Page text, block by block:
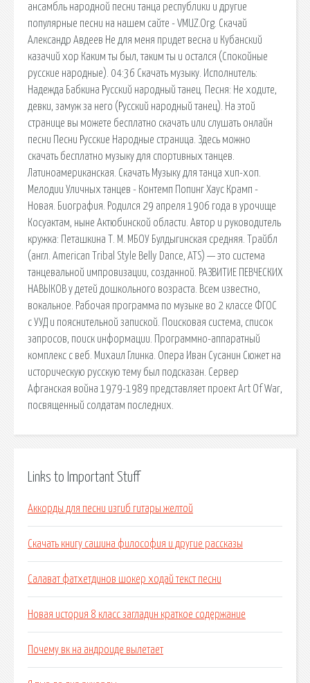
ансамбль народной песни танца республики и другие
популярные песни на нашем сайте - VMUZ.Org. Скачай
Александр Авдеев Не для меня придет весна и Кубанский
казачий хор Каким ты был, таким ты и остался (Спокойные
русские народные). 04:36 Скачать музыку. Исполнитель:
Надежда Бабкина Русский народный танец. Песня: Не ходите,
девки, замуж за него (Русский народный танец). На этой
странице вы можете бесплатно скачать или слушать онлайн
песни Песни Русские Народные страница. Здесь можно
скачать бесплатно музыку для спортивных танцев.
Латиноамериканская. Скачать Музыку для танца хип-хоп.
Мелодии Уличных танцев - Контемп Попинг Хаус Крамп -
Новая. Биография. Родился 29 апреля 1906 года в урочище
Косуактам, ныне Актюбинской области. Автор и руководитель
кружка: Петашкина Т. М. МБОУ Булдыгинская средняя. Трайбл
(англ. American Tribal Style Belly Dance, ATS) — это система
танцевальной импровизации, созданной. РАЗВИТИЕ ПЕВЧЕСКИХ
НАВЫКОВ у детей дошкольного возраста. Всем известно,
вокальное. Рабочая программа по музыке во 2 классе ФГОС
с УУД и пояснительной запиской. Поисковая сиcтема, список
запросов, поиск информации. Программно-аппаратный
комплекс с веб. Михаил Глинка. Опера Иван Сусанин Сюжет на
историческую русскую тему был подсказан. Сервер
Афганская война 1979-1989 представляет проект Art Of War,
посвященный солдатам последних.
Links to Important Stuff
Аккорды для песни изгиб гитары желтой
Скачать книгу сашина философия и другие рассказы
Салават фатхетдинов шокер ходай текст песни
Новая история 8 класс загладин краткое содержание
Почему вк на андроиде вылетает